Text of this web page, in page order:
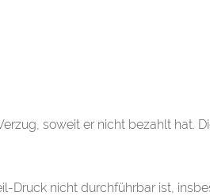
soweit er nicht bezahlt hat.
Druck nicht durchführbar ist,